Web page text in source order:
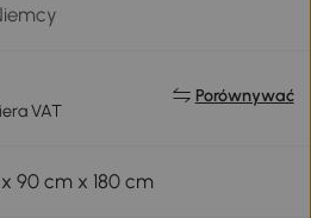
VAT
Porównywać
90 cm x 180 cm